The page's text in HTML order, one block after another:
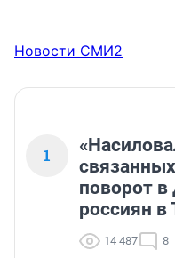
Новости СМИ2
1
поворот в
россиян в
14 487 8